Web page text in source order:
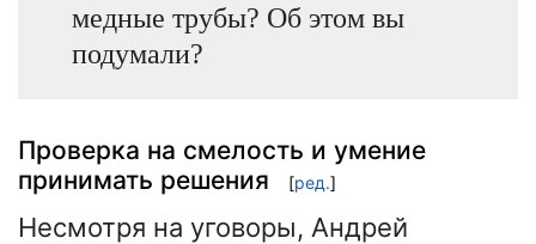
медные трубы? Об этом вы
подумали?
Проверка на смелость и умение
принимать решения
[ред.]
Несмотря на уговоры, Андрей